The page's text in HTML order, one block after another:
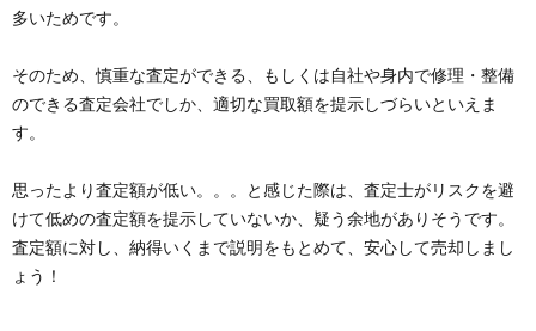
多いためです。
そのため、慎重な査定ができる、もしくは自社や身内で修理・整備
のできる査定会社でしか、適切な買取額を提示しづらいといえま
す。
思ったより査定額が低い。。。と感じた際は、査定士がリスクを避
けて低めの査定額を提示していないか、疑う余地がありそうです。
査定額に対し、納得いくまで説明をもとめて、安心して売却しまし
ょう！